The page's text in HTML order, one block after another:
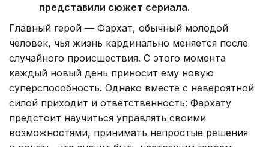
представили сюжет сериала.
Главный герой — Фархат, обычный молодой
человек, чья жизнь кардинально меняется после
случайного происшествия. С этого момента
каждый новый день приносит ему новую
суперспособность. Однако вместе с невероятной
силой приходит и ответственность: Фархату
предстоит научиться управлять своими
возможностями, принимать непростые решения